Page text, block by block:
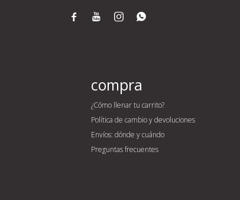
   
compra
¿Cómo llenar tu carrito?
Política de cambio y devoluciones
Envíos: dónde y cuándo
Preguntas frecuentes